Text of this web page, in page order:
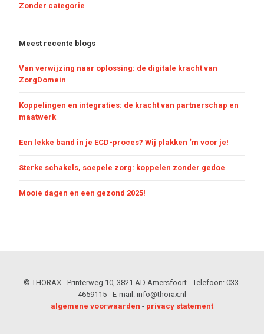
Zonder categorie
Meest recente blogs
Van verwijzing naar oplossing: de digitale kracht van
ZorgDomein
Koppelingen en integraties: de kracht van partnerschap en
maatwerk
Een lekke band in je ECD-proces? Wij plakken ‘m voor je!
Sterke schakels, soepele zorg: koppelen zonder gedoe
Mooie dagen en een gezond 2025!
© THORAX - Printerweg 10, 3821 AD Amersfoort - Telefoon: 033-
4659115 - E-mail: info@thorax.nl
algemene voorwaarden - privacy statement